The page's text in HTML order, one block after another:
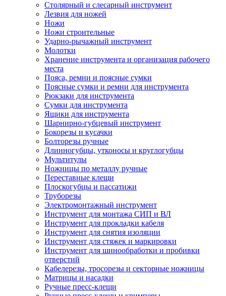
Столярный и слесарный инструмент
Лезвия для ножей
Ножи
Ножи строительные
Ударно-рычажный инструмент
Молотки
Хранение инструмента и организация рабочего
места
Пояса, ремни и поясные сумки
Поясные сумки и ремни для инструмента
Рюкзаки для инструмента
Сумки для инструмента
Ящики для инструмента
Шарнирно-губцевый инструмент
Бокорезы и кусачки
Болторезы ручные
Длинногубцы, утконосы и круглогубцы
Мультитулы
Ножницы по металлу ручные
Переставные клещи
Плоскогубцы и пассатижи
Труборезы
Электромонтажный инструмент
Инструмент для монтажа СИП и ВЛ
Инструмент для прокладки кабеля
Инструмент для снятия изоляции
Инструмент для стяжек и маркировки
Инструмент для шинообработки и пробивки
отверстий
Кабелерезы, тросорезы и секторные ножницы
Матрицы и насадки
Ручные пресс-клещи